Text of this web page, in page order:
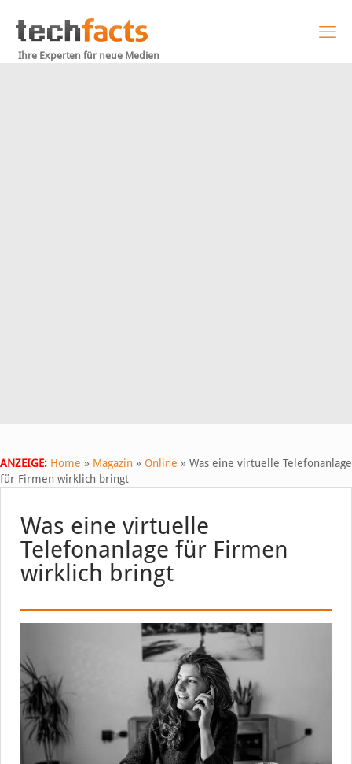
Ihre Experten für neue Medien
ANZEIGE: Home » Magazin » Online » Was eine virtuelle Telefonanlage
für Firmen wirklich bringt
Was eine virtuelle
Telefonanlage für Firmen
wirklich bringt